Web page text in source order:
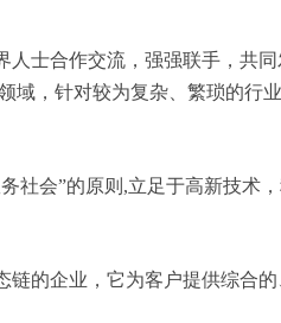
士合作交流，强强联手，共
域，针对较为复杂、繁琐的
社会”的原则,立足于高新技
的企业，它为客户提供综合